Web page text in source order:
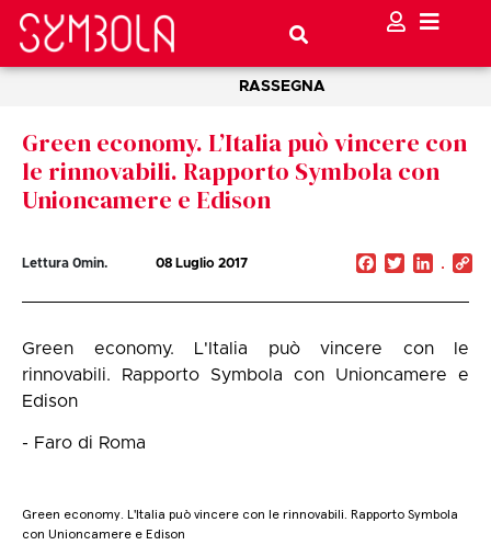
RASSEGNA
Green economy. L’Italia può vincere con
le rinnovabili. Rapporto Symbola con
Unioncamere e Edison
Lettura 0min. 08 Luglio 2017 Facebook
Twitter
Green economy. L'Italia può vincere con le
rinnovabili. Rapporto Symbola con Unioncamere e
Edison
- Faro di Roma
Green economy. L'Italia può vincere con le rinnovabili. Rapporto Symbola
con Unioncamere e Edison